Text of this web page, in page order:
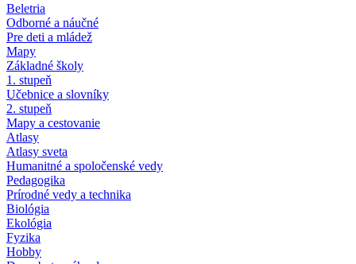
Beletria
Odborné a náučné
Pre deti a mládež
Mapy
Základné školy
1. stupeň
Učebnice a slovníky
2. stupeň
Mapy a cestovanie
Atlasy
Atlasy sveta
Humanitné a spoločenské vedy
Pedagogika
Prírodné vedy a technika
Biológia
Ekológia
Fyzika
Hobby